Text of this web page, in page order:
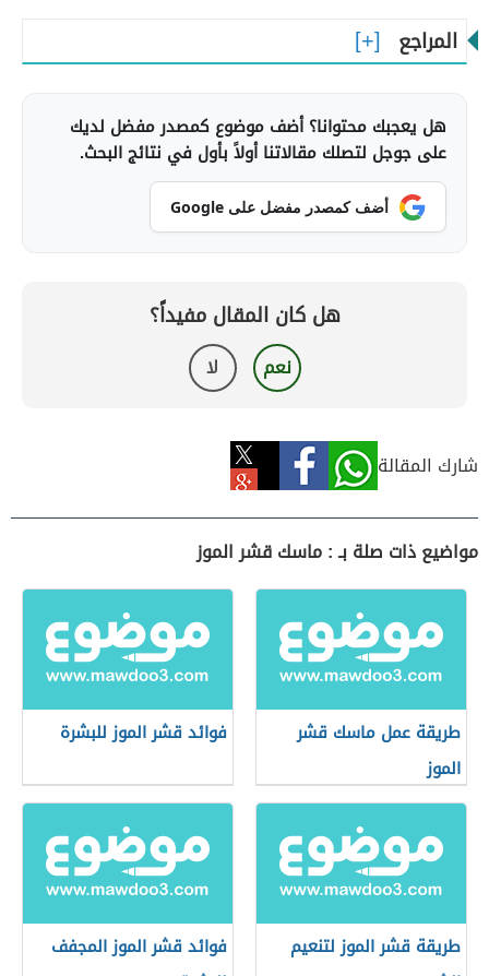
المراجع
هل يعجبك محتوانا؟ أضف موضوع كمصدر مفضل لديك
على جوجل لتصلك مقالاتنا أولاً بأول في نتائج البحث.
أضف كمصدر مفضل على Google
هل كان المقال مفيداً؟
نعم لا
شارك المقالة
مواضيع ذات صلة بـ : ماسك قشر الموز
طريقة عمل ماسك قشر
الموز
فوائد قشر الموز للبشرة
طريقة قشر الموز لتنعيم
فوائد قشر الموز المجفف